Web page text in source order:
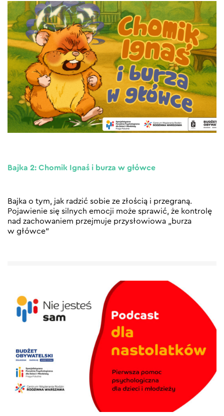
Bajka 2: Chomik Ignaś i burza w główce
Bajka o tym, jak radzić sobie ze złością i przegraną.
Pojawienie się silnych emocji może sprawić, że kontrolę
nad zachowaniem przejmuje przysłowiowa „burza
w główce”